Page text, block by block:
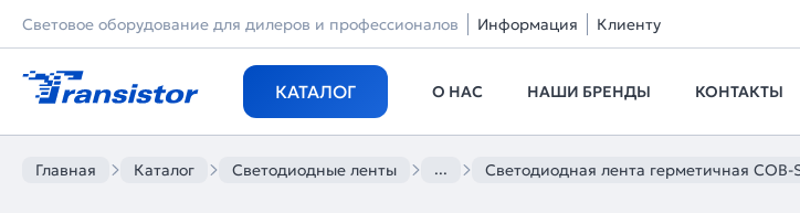
Световое оборудование для дилеров и профессионалов Информация Клиенту
КАТАЛОГ О НАС НАШИ БРЕНДЫ КОНТАКТЫ
Главная Каталог Светодиодные ленты ... Светодиодная лента герметичная